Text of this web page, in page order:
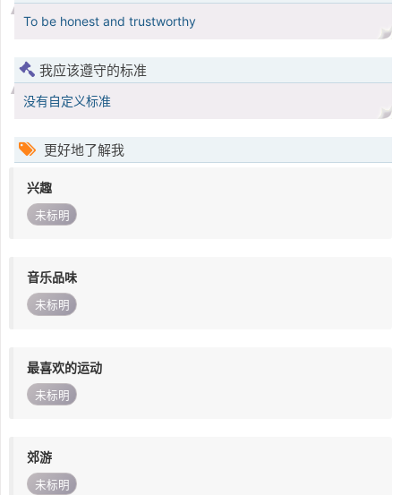
To be honest and trustworthy
我应该遵守的标准
没有自定义标准
更好地了解我
兴趣
未标明
音乐品味
未标明
最喜欢的运动
未标明
郊游
未标明